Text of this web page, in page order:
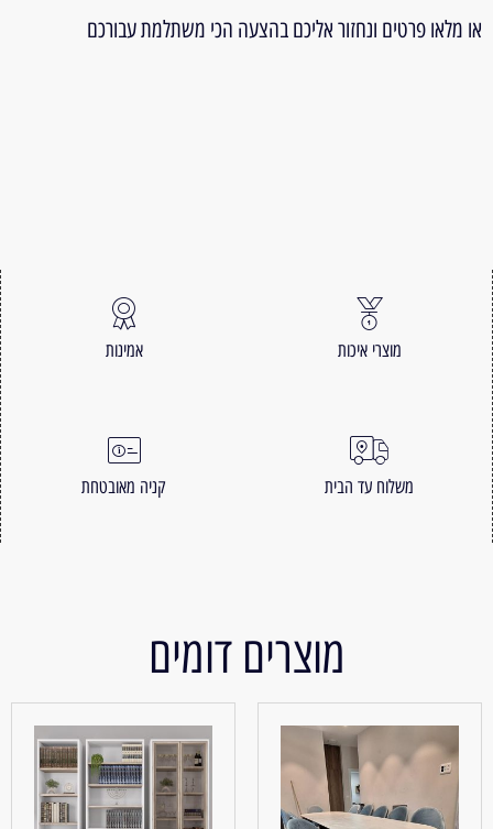
או מלאו פרטים ונחזור אליכם בהצעה הכי משתלמת עבורכם
מוצרי איכות אמינות
משלוח עד הבית קניה מאובטחת
מוצרים דומים